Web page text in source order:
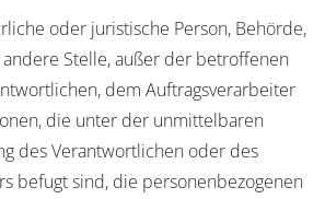
oder juristische Person, Behörde,
Stelle, außer der betroffenen
dem Auftragsverarbeiter
die unter der unmittelbaren
des Verantwortlichen oder des
befugt sind, die personenbezogenen